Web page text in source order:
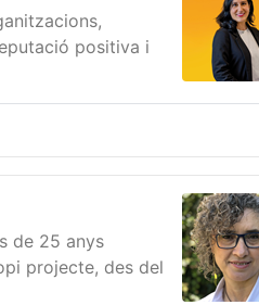
positiva i
de 25 anys
projecte, des del